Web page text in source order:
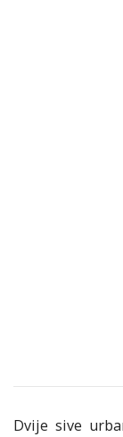
Dvije sive